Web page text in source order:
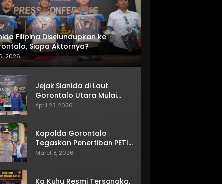
Filipina Diselundupkan ke
Siapa Aktornya?
2026
Jejak Sianida di Laut
Gorontalo Utara Mulai
Terkuak
April 23, 2026
Kapolda Gorontalo
Tegaskan Penertiban PETI
Terus Berjalan
Maret 8, 2026
Ka Kuhu Resmi Tersangka,